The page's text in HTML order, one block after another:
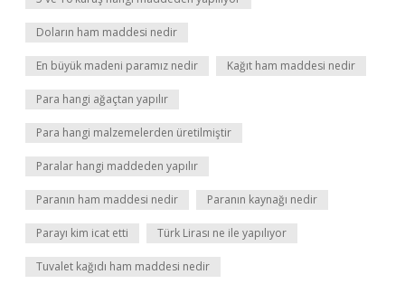
Doların ham maddesi nedir
En büyük madeni paramız nedir Kağıt ham maddesi nedir
Para hangi ağaçtan yapılır
Para hangi malzemelerden üretilmiştir
Paralar hangi maddeden yapılır
Paranın ham maddesi nedir Paranın kaynağı nedir
Parayı kim icat etti Türk Lirası ne ile yapılıyor
Tuvalet kağıdı ham maddesi nedir